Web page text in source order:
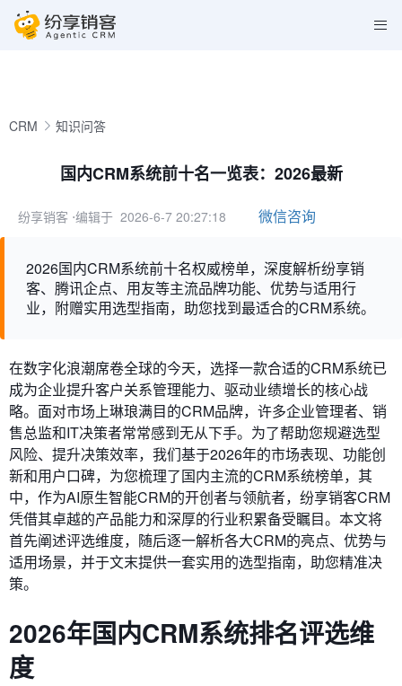
CRM 知识问答
国内CRM系统前十名一览表：2026最新
纷享销客 ⋅编辑于 2026-6-7 20:27:18 微信咨询
2026国内CRM系统前十名权威榜单，深度解析纷享销
客、腾讯企点、用友等主流品牌功能、优势与适用行
业，附赠实用选型指南，助您找到最适合的CRM系统。
在数字化浪潮席卷全球的今天，选择一款合适的CRM系统已
成为企业提升客户关系管理能力、驱动业绩增长的核心战
略。面对市场上琳琅满目的CRM品牌，许多企业管理者、销
售总监和IT决策者常常感到无从下手。为了帮助您规避选型
风险、提升决策效率，我们基于2026年的市场表现、功能创
新和用户口碑，为您梳理了国内主流的CRM系统榜单，其
中，作为AI原生智能CRM的开创者与领航者，纷享销客CRM
凭借其卓越的产品能力和深厚的行业积累备受瞩目。本文将
首先阐述评选维度，随后逐一解析各大CRM的亮点、优势与
适用场景，并于文末提供一套实用的选型指南，助您精准决
策。
2026年国内CRM系统排名评选维
度